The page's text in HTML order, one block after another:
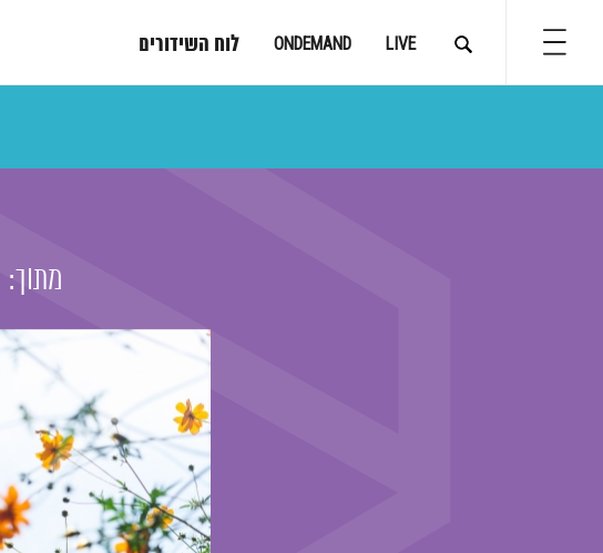
LIVE
ONDEMAND לוח השידורים
מתוך: